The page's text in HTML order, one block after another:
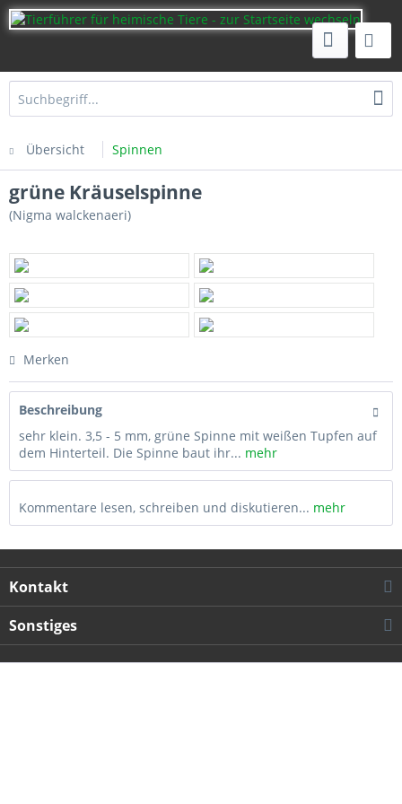
Übersicht Spinnen
grüne Kräuselspinne
(Nigma walckenaeri)
Merken
Beschreibung
sehr klein. 3,5 - 5 mm, grüne Spinne mit weißen Tupfen auf
dem Hinterteil. Die Spinne baut ihr... mehr
Kommentare lesen, schreiben und diskutieren... mehr
Kontakt
Sonstiges